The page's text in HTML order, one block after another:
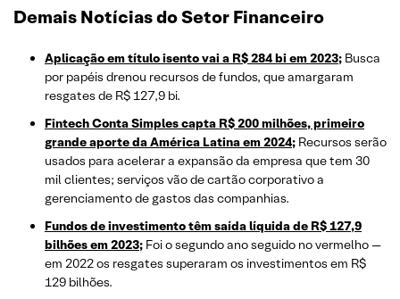
Demais Notícias do Setor Financeiro
Aplicação em título isento vai a R$ 284 bi em 2023; Busca
por papéis drenou recursos de fundos, que amargaram
resgates de R$ 127,9 bi.
Fintech Conta Simples capta R$ 200 milhões, primeiro
grande aporte da América Latina em 2024; Recursos serão
usados para acelerar a expansão da empresa que tem 30
mil clientes; serviços vão de cartão corporativo a
gerenciamento de gastos das companhias.
Fundos de investimento têm saída líquida de R$ 127,9
bilhões em 2023; Foi o segundo ano seguido no vermelho —
em 2022 os resgates superaram os investimentos em R$
129 bilhões.